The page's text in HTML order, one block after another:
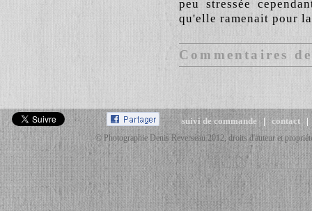
peu stressée
qu'elle ramenait pour
Commentaires
suivi de commande |contact
© Photographie Denis Reverseau 2012, droits d'auteur et